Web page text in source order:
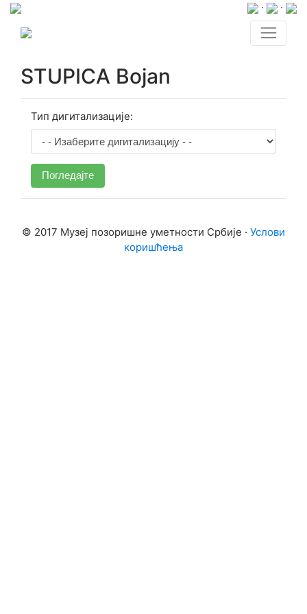
· ·
STUPICA Bojan
Тип дигитализације:
Погледајте
© 2017 Музеј позоришне уметности Србије · Услови
коришћења